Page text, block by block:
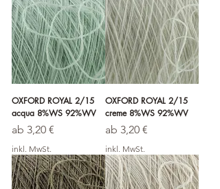
OXFORD ROYAL 2/15
acqua 8%WS 92%WV
ab 3,20 €
Sale-Preis
inkl. MwSt.
OXFORD ROYAL 2/15
creme 8%WS 92%WV
ab 3,20 €
Sale-Preis
inkl. MwSt.